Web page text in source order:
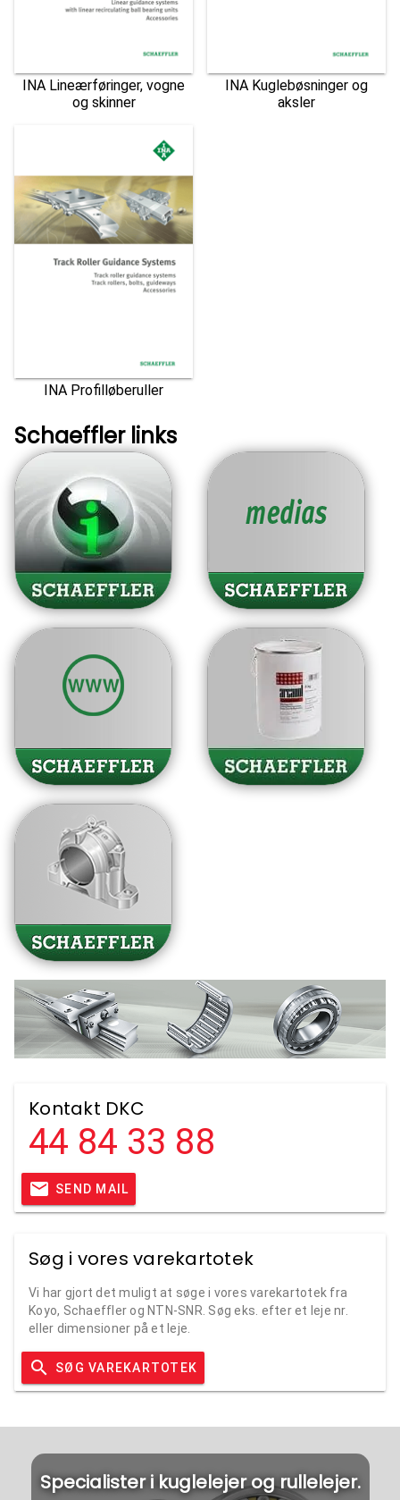
INA Lineærføringer, vogne
og skinner
INA Kuglebøsninger og
aksler
INA Profilløberuller
Schaeffler links
Kontakt DKC
44 84 33 88
mail SEND MAIL
Søg i vores varekartotek
Vi har gjort det muligt at søge i vores varekartotek fra
Koyo, Schaeffler og NTN-SNR. Søg eks. efter et leje nr.
eller dimensioner på et leje.
search SØG VAREKARTOTEK
Specialister i kuglelejer og rullelejer.